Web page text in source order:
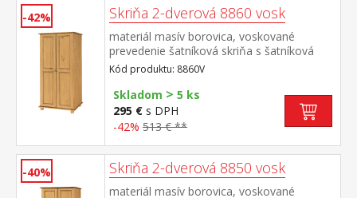
-42% Skriňa 2-dverová 8860 vosk
materiál masív borovica, voskované
prevedenie šatníková skriňa s šatníková
tyčou a policou na klobúky odporúčaný
nadstavec 8861V
Kód produktu: 8860V
Skladom > 5 ks
295 € s DPH
-42% 513 € **
-40% Skriňa 2-dverová 8850 vosk
materiál masív borovica, voskované